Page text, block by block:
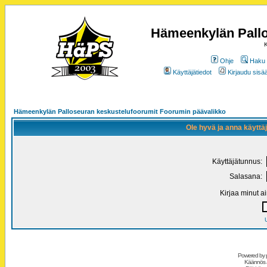
Hämeenkylän
Ohje
Haku
Käyttäjätiedot
Kirjaudu
Hämeenkylän Palloseuran keskustelufoorumit Foorumin päävalikko
Ole hyvä ja anna
Käyttäjätunnus:
Salasana:
Kirjaa minut
Powered by
Käännös